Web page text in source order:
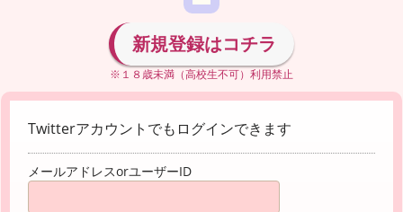
新規登録はコチラ
※１８歳未満（高校生不可）利用禁止
Twitterアカウントでもログインできます
メールアドレスorユーザーID